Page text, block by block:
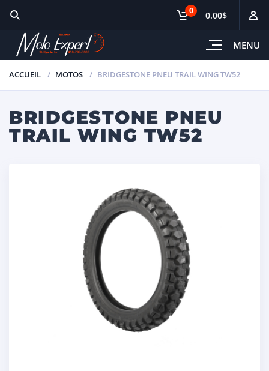
MENU
0 0.00$
ACCUEIL MOTOS BRIDGESTONE PNEU TRAIL WING TW52
BRIDGESTONE PNEU
TRAIL WING TW52